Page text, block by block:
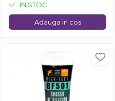
IN STOC
Adauga in cos